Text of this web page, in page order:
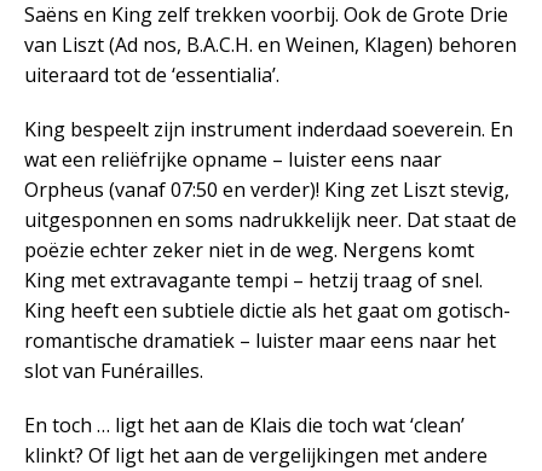
Saëns en King zelf trekken voorbij. Ook de Grote Drie
van Liszt (Ad nos, B.A.C.H. en Weinen, Klagen) behoren
uiteraard tot de ‘essentialia’.
King bespeelt zijn instrument inderdaad soeverein. En
wat een reliëfrijke opname – luister eens naar
Orpheus (vanaf 07:50 en verder)! King zet Liszt stevig,
uitgesponnen en soms nadrukkelijk neer. Dat staat de
poëzie echter zeker niet in de weg. Nergens komt
King met extravagante tempi – hetzij traag of snel.
King heeft een subtiele dictie als het gaat om gotisch-
romantische dramatiek – luister maar eens naar het
slot van Funérailles.
En toch … ligt het aan de Klais die toch wat ‘clean’
klinkt? Of ligt het aan de vergelijkingen met andere